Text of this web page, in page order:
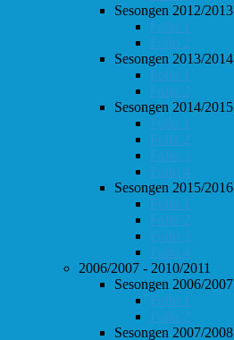
Sesongen 2012/2013
Follo 1
Follo 2
Sesongen 2013/2014
Follo 1
Follo 2
Sesongen 2014/2015
Follo 1
Follo 2
Follo 3
Follo 4
Sesongen 2015/2016
Follo 1
Follo 2
Follo 3
Follo 4
2006/2007 - 2010/2011
Sesongen 2006/2007
Follo 1
Follo 2
Sesongen 2007/2008